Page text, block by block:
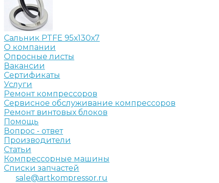
Сальник PTFE 95х130х7
О компании
Опросные листы
Вакансии
Сертификаты
Услуги
Ремонт компрессоров
Сервисное обслуживание компрессоров
Ремонт винтовых блоков
Помощь
Вопрос - ответ
Производители
Статьи
Компрессорные машины
Списки запчастей
sale@artkompressor.ru